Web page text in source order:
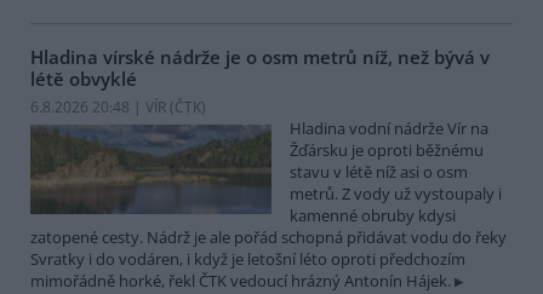
Hladina vírské nádrže je o osm metrů níž, než bývá v
létě obvyklé
6.8.2026 20:48 | VÍR (ČTK)
Hladina vodní nádrže Vír na
Žďársku je oproti běžnému
stavu v létě níž asi o osm
metrů. Z vody už vystoupaly i
kamenné obruby kdysi
zatopené cesty. Nádrž je ale pořád schopná přidávat vodu do řeky
Svratky i do vodáren, i když je letošní léto oproti předchozím
mimořádně horké, řekl ČTK vedoucí hrázný Antonín Hájek.